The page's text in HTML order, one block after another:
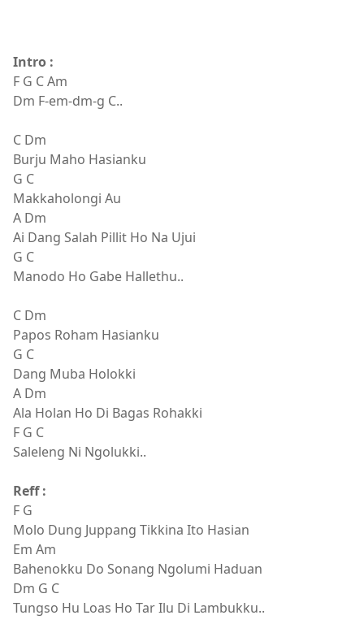
Intro :
F G C Am
Dm F-em-dm-g C..
C Dm
Burju Maho Hasianku
G C
Makkaholongi Au
A Dm
Ai Dang Salah Pillit Ho Na Ujui
G C
Manodo Ho Gabe Hallethu..
C Dm
Papos Roham Hasianku
G C
Dang Muba Holokki
A Dm
Ala Holan Ho Di Bagas Rohakki
F G C
Saleleng Ni Ngolukki..
Reff :
F G
Molo Dung Juppang Tikkina Ito Hasian
Em Am
Bahenokku Do Sonang Ngolumi Haduan
Dm G C
Tungso Hu Loas Ho Tar Ilu Di Lambukku..